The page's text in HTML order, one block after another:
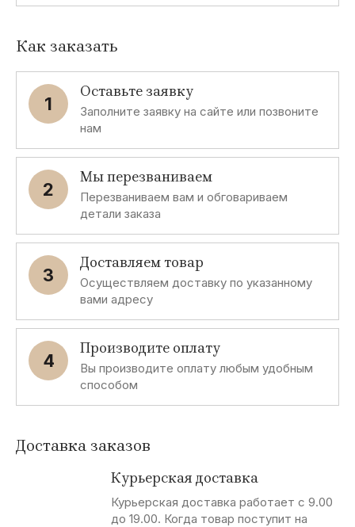
Как заказать
1
Оставьте заявку
Заполните заявку на сайте или позвоните
нам
2
Мы перезваниваем
Перезваниваем вам и обговариваем
детали заказа
3
Доставляем товар
Осуществляем доставку по указанному
вами адресу
4
Производите оплату
Вы производите оплату любым удобным
способом
Доставка заказов
Курьерская доставка
Курьерская доставка работает с 9.00
до 19.00. Когда товар поступит на